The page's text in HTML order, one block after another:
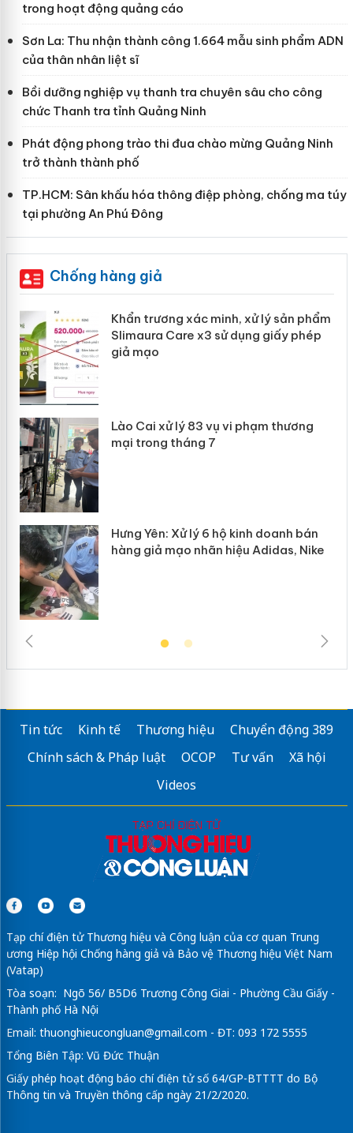
trong hoạt động quảng cáo
Sơn La: Thu nhận thành công 1.664 mẫu sinh phẩm ADN
của thân nhân liệt sĩ
Bồi dưỡng nghiệp vụ thanh tra chuyên sâu cho công
chức Thanh tra tỉnh Quảng Ninh
Phát động phong trào thi đua chào mừng Quảng Ninh
trở thành thành phố
TP.HCM: Sân khấu hóa thông điệp phòng, chống ma túy
tại phường An Phú Đông
Chống hàng giả
Khẩn trương xác minh, xử lý sản phẩm
Slimaura Care x3 sử dụng giấy phép
giả mạo
Lào Cai xử lý 83 vụ vi phạm thương
mại trong tháng 7
Hưng Yên: Xử lý 6 hộ kinh doanh bán
hàng giả mạo nhãn hiệu Adidas, Nike
Tin tức Kinh tế Thương hiệu
Chuyển động 389
Chính sách & Pháp luật
OCOP Tư vấn
Xã hội
Videos
Tạp chí điện tử Thương hiệu và Công luận của cơ quan Trung
ương Hiệp hội Chống hàng giả và Bảo vệ Thương hiệu Việt Nam
(Vatap)
Tòa soạn: Ngõ 56/ B5D6 Trương Công Giai - Phường Cầu Giấy -
Thành phố Hà Nội
Email: thuonghieucongluan@gmail.com - ĐT: 093 172 5555
Tổng Biên Tập: Vũ Đức Thuận
Giấy phép hoạt động báo chí điện tử số 64/GP-BTTTT do Bộ
Thông tin và Truyền thông cấp ngày 21/2/2020.